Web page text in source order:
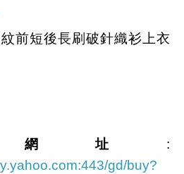
前短後長刷破針織衫上衣
網址 :
gd/buy?